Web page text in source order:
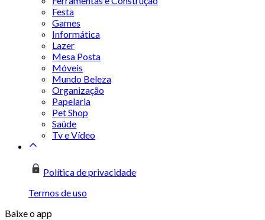
Festa
Games
Informática
Lazer
Mesa Posta
Móveis
Mundo Beleza
Organização
Papelaria
Pet Shop
Saúde
Tv e Vídeo
Política de privacidade
Termos de uso
Baixe o app